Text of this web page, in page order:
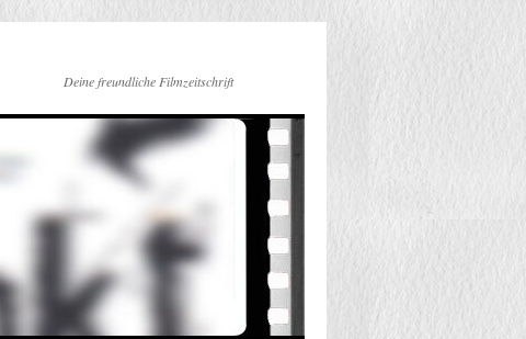
Deine freundliche Filmzeitschrift